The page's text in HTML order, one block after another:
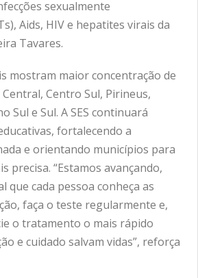
sexualmente
Aids, HIV e hepatites virais da
Tavares.
mostram maior concentração de
Centro Sul, Pirineus,
Sul e Sul. A SES continuará
fortalecendo a
e orientando municípios para
precisa. “Estamos avançando,
que cada pessoa conheça as
faça o teste regularmente e,
o tratamento o mais rápido
e cuidado salvam vidas”, reforça